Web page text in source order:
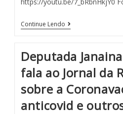
Continue Lendo
Deputada
fala ao Jornal da
sobre a
anticovid e